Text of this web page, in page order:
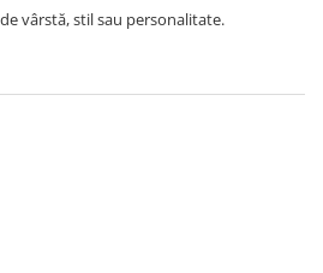
vârstă, stil sau personalitate.